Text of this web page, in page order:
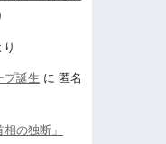
り
プ誕生 に 匿名
の独断」